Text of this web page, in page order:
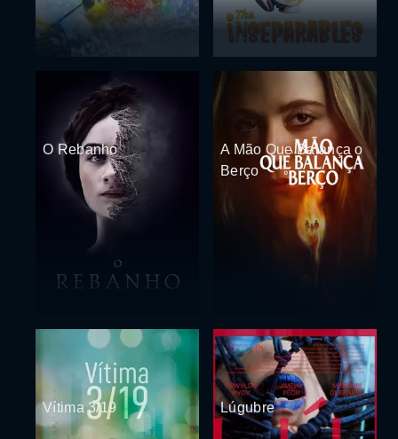
O Rebanho
A Mão Que Balança o
Berço
Vítima 3/19 Lúgubre